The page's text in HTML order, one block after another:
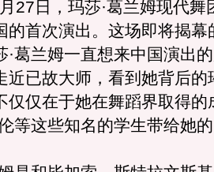
日，玛莎·葛兰姆现代舞
的首次演出。这场即将揭幕
·葛兰姆一直想来中国演出
近已故大师，看到她背后的
仅仅在于她在舞蹈界取得的
等这些知名的学生带给她